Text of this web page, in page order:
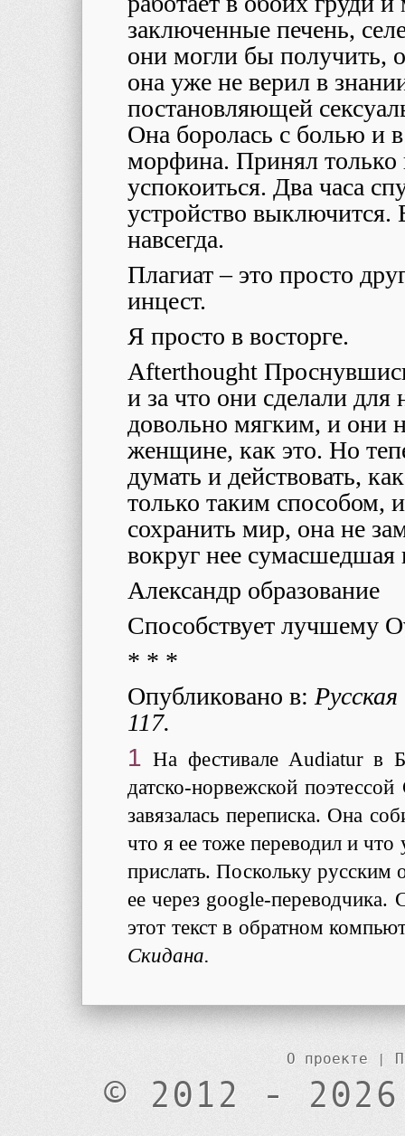
заключенные печень,
они могли бы получить,
она уже не верил в
постановляющей
Она боролась с болью и
морфина. Принял
успокоиться. Два часа
устройство выключится.
навсегда.
Плагиат – это просто
инцест.
Я просто в восторге.
Afterthought
и за что они сделали
довольно мягким, и они
женщине, как это. Но
думать и действовать,
только таким способом,
сохранить мир, она не
вокруг нее сумасшедшая
Александр образование
Способствует лучшему
* * *
Опубликовано в:
117.
1 На фестивале Audiatur в
датско-норвежской
завязалась переписка. Она
что я ее тоже переводил и что
прислать. Поскольку русским
ее через google-переводчика.
этот текст в обратном
Скидана.
О проекте |
© 2012 -